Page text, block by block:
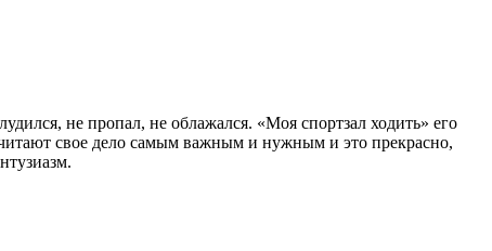
не пропал, не облажался. «Моя спортзал ходить» его
свое дело самым важным и нужным и это прекрасно,